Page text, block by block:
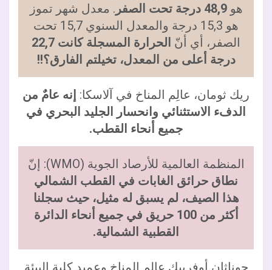
هو48,9 درجة تحت الصفر
. معدل شهر تموز
هو 15,3 درجة والمعدل السنوي 15,7 تحت
الصفر، أي أنّ
الحرارة المسجلة كانت 22,7
درجة أعلى من المعدل، تخيلتم الفارق؟!!
ريك ثومان، عالِم المناخ في آلاسكا: إنه عامٌ من
الدفء الاستثنائي وانحسار الجليد البحري في
جميع أنحاء القطب.
المنظمة العالمية للأرصاد الجوية (WMO): إنّ
نطاق حرائق الغابات في القطب الشمالي
هذا الصيف، لم يسبق له مثيل، حيث سجلنا
أكثر من 100 حريق في جميع أنحاء الدائرة
القطبية الشمالية.
جوناثان أوفربيك عالم المناخ وعميد كلية البيئة